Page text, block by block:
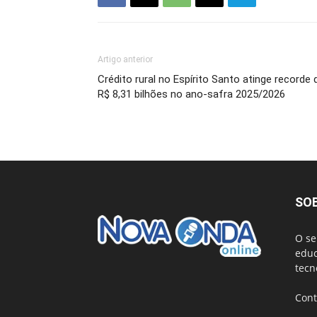
Artigo anterior
Crédito rural no Espírito Santo atinge recorde
R$ 8,31 bilhões no ano-safra 2025/2026
O